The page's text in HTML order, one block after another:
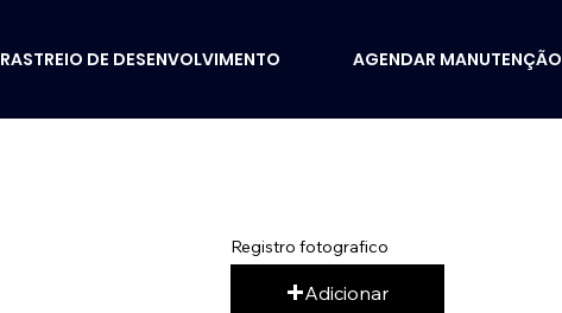
RASTREIO DE DESENVOLVIMENTO AGENDAR MANUTENÇÃO
Registro fotografico
Adicionar